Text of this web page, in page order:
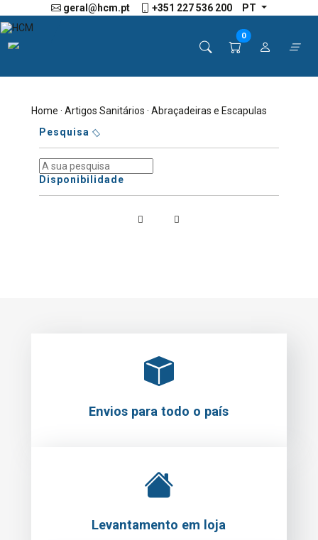
geral@hcm.pt +351 227 536 200 PT
0
Home ·Artigos Sanitários · Abraçadeiras e Escapulas
Pesquisa
Disponibilidade
Envios para todo o país
Levantamento em loja